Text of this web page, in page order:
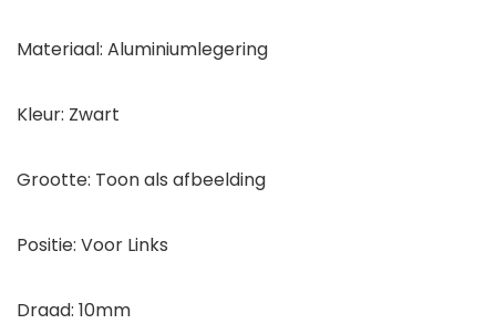
Materiaal: Aluminiumlegering
Kleur: Zwart
Grootte: Toon als afbeelding
Positie: Voor Links
Draad: 10mm